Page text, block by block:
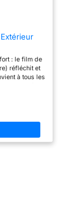
le
adhérant) Large
peut être
toute surface
propre et lisse
intérieure est
nuit, l'effet miroir
n'oubliez pas de
les rideaux
: le film de
réfléchit et
à tous les
en bon
chaleur et
le verre
la durée de
de glace.
pour fenêtre
rayons UV